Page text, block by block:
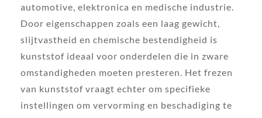
automotive, elektronica en medische industrie.
Door eigenschappen zoals een laag gewicht,
slijtvastheid en chemische bestendigheid is
kunststof ideaal voor onderdelen die in zware
omstandigheden moeten presteren. Het frezen
van kunststof vraagt echter om specifieke
instellingen om vervorming en beschadiging te